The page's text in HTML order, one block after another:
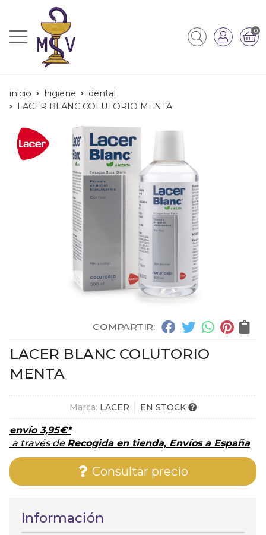
0
inicio higiene
dental
LACER BLANC COLUTORIO MENTA
COMPARTIR:
LACER BLANC COLUTORIO
MENTA
Marca: LACER EN STOCK
envío3,95€*
a través de Recogida en tienda, Envíos a España
Consultar precio
Información